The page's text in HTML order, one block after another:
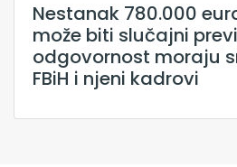
Nestanak 780.000
može biti slučajni
odgovornost moraju
FBiH i njeni kadrovi